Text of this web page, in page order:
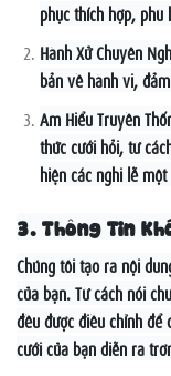
phục thích hợp,
Hành Xử Chuyên
bản về hành vi,
Am Hiểu Truyền
thức cưới hỏi, từ
hiện các nghi lễ
3. Thông Tin
Chúng tôi tạo ra nội
của bạn. Từ cách nói
đều được điều chỉnh
cưới của bạn diễn ra